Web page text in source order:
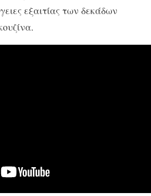
εξαιτίας των δεκάδων